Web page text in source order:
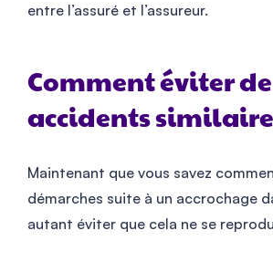
entre l’assuré et l’assureur.
Comment éviter
accidents
Maintenant que vous savez
démarches suite à un accrochage
autant éviter que cela ne se